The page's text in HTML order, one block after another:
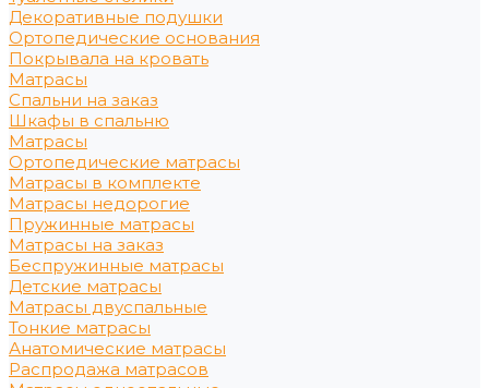
Декоративные подушки
Ортопедические основания
Покрывала на кровать
Матрасы
Спальни на заказ
Шкафы в спальню
Матрасы
Ортопедические матрасы
Матрасы в комплекте
Матрасы недорогие
Пружинные матрасы
Матрасы на заказ
Беспружинные матрасы
Детские матрасы
Матрасы двуспальные
Тонкие матрасы
Анатомические матрасы
Распродажа матрасов